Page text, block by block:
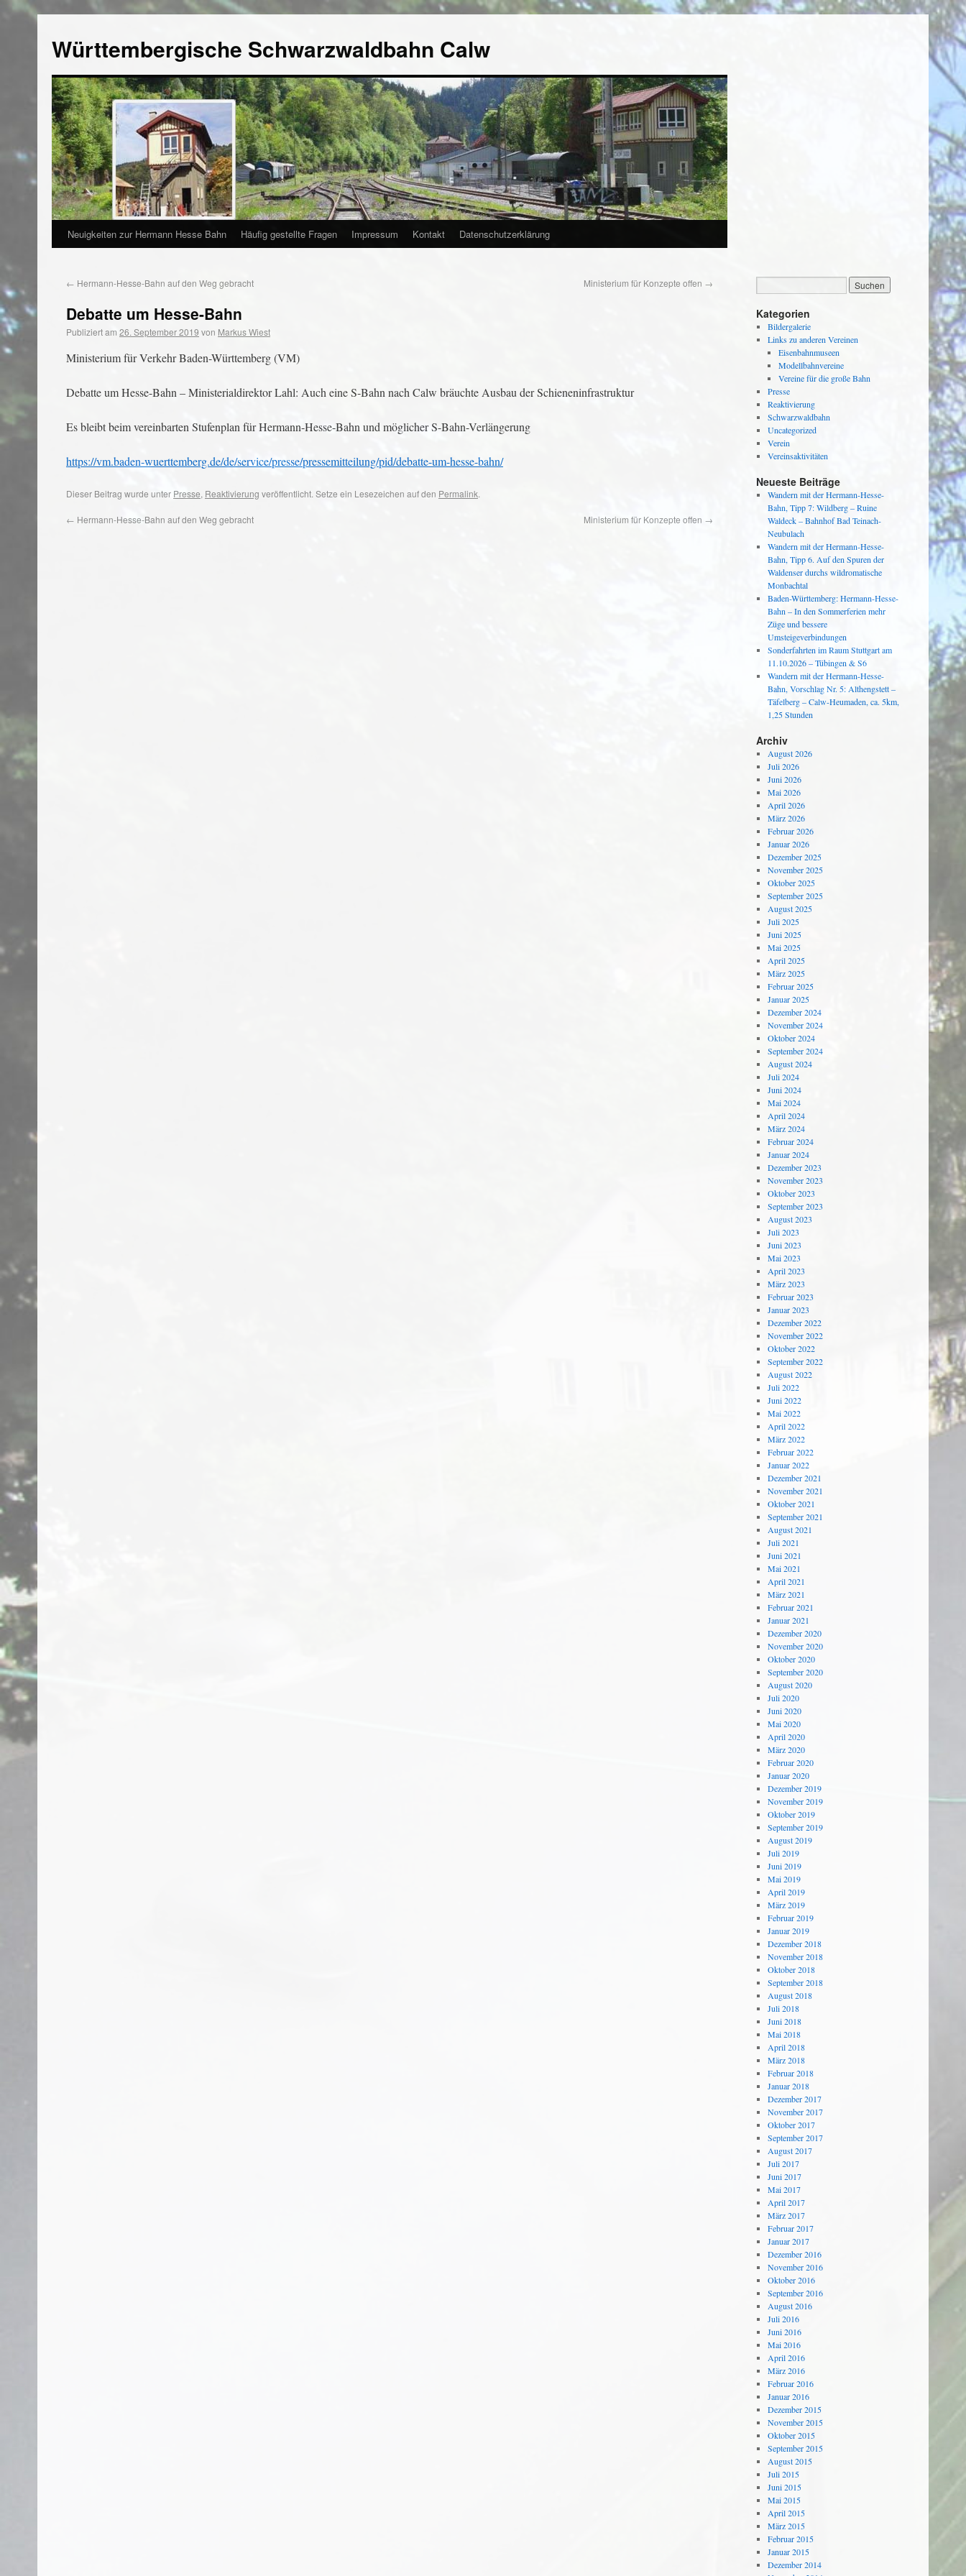
Württembergische Schwarzwaldbahn Calw
Neuigkeiten zur Hermann Hesse Bahn Häufig gestellte Fragen Impressum Kontakt Datenschutzerklärung
← Hermann-Hesse-Bahn auf den Weg gebracht Ministerium für Konzepte offen →
Debatte um Hesse-Bahn
Publiziert am 26. September 2019 von Markus Wiest
Ministerium für Verkehr Baden-Württemberg (VM)
Debatte um Hesse-Bahn – Ministerialdirektor Lahl: Auch eine S-Bahn nach Calw bräuchte Ausbau der Schieneninfrastruktur
Es bleibt beim vereinbarten Stufenplan für Hermann-Hesse-Bahn und möglicher S-Bahn-Verlängerung
https://vm.baden-wuerttemberg.de/de/service/presse/pressemitteilung/pid/debatte-um-hesse-bahn/
Dieser Beitrag wurde unter Presse, Reaktivierung veröffentlicht. Setze ein Lesezeichen auf den Permalink.
← Hermann-Hesse-Bahn auf den Weg gebracht Ministerium für Konzepte offen →
Kategorien
Bildergalerie
Links zu anderen Vereinen
Eisenbahnmuseen
Modellbahnvereine
Vereine für die große Bahn
Presse
Reaktivierung
Schwarzwaldbahn
Uncategorized
Verein
Vereinsaktivitäten
Neueste Beiträge
Wandern mit der Hermann-Hesse-
Bahn, Tipp 7: Wildberg – Ruine
Waldeck – Bahnhof Bad Teinach-
Neubulach
Wandern mit der Hermann-Hesse-
Bahn, Tipp 6. Auf den Spuren der
Waldenser durchs wildromatische
Monbachtal
Baden-Württemberg: Hermann-Hesse-
Bahn – In den Sommerferien mehr
Züge und bessere
Umsteigeverbindungen
Sonderfahrten im Raum Stuttgart am
11.10.2026 – Tübingen & S6
Wandern mit der Hermann-Hesse-
Bahn, Vorschlag Nr. 5: Althengstett –
Täfelberg – Calw-Heumaden, ca. 5km,
1,25 Stunden
Archiv
August 2026
Juli 2026
Juni 2026
Mai 2026
April 2026
März 2026
Februar 2026
Januar 2026
Dezember 2025
November 2025
Oktober 2025
September 2025
August 2025
Juli 2025
Juni 2025
Mai 2025
April 2025
März 2025
Februar 2025
Januar 2025
Dezember 2024
November 2024
Oktober 2024
September 2024
August 2024
Juli 2024
Juni 2024
Mai 2024
April 2024
März 2024
Februar 2024
Januar 2024
Dezember 2023
November 2023
Oktober 2023
September 2023
August 2023
Juli 2023
Juni 2023
Mai 2023
April 2023
März 2023
Februar 2023
Januar 2023
Dezember 2022
November 2022
Oktober 2022
September 2022
August 2022
Juli 2022
Juni 2022
Mai 2022
April 2022
März 2022
Februar 2022
Januar 2022
Dezember 2021
November 2021
Oktober 2021
September 2021
August 2021
Juli 2021
Juni 2021
Mai 2021
April 2021
März 2021
Februar 2021
Januar 2021
Dezember 2020
November 2020
Oktober 2020
September 2020
August 2020
Juli 2020
Juni 2020
Mai 2020
April 2020
März 2020
Februar 2020
Januar 2020
Dezember 2019
November 2019
Oktober 2019
September 2019
August 2019
Juli 2019
Juni 2019
Mai 2019
April 2019
März 2019
Februar 2019
Januar 2019
Dezember 2018
November 2018
Oktober 2018
September 2018
August 2018
Juli 2018
Juni 2018
Mai 2018
April 2018
März 2018
Februar 2018
Januar 2018
Dezember 2017
November 2017
Oktober 2017
September 2017
August 2017
Juli 2017
Juni 2017
Mai 2017
April 2017
März 2017
Februar 2017
Januar 2017
Dezember 2016
November 2016
Oktober 2016
September 2016
August 2016
Juli 2016
Juni 2016
Mai 2016
April 2016
März 2016
Februar 2016
Januar 2016
Dezember 2015
November 2015
Oktober 2015
September 2015
August 2015
Juli 2015
Juni 2015
Mai 2015
April 2015
März 2015
Februar 2015
Januar 2015
Dezember 2014